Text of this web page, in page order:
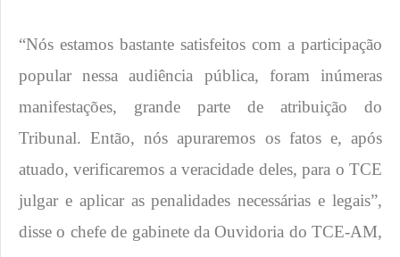
“Nós estamos bastante satisfeitos com a participação
popular nessa audiência pública, foram inúmeras
manifestações, grande parte de atribuição do
Tribunal. Então, nós apuraremos os fatos e, após
atuado, verificaremos a veracidade deles, para o TCE
julgar e aplicar as penalidades necessárias e legais”,
disse o chefe de gabinete da Ouvidoria do TCE-AM,